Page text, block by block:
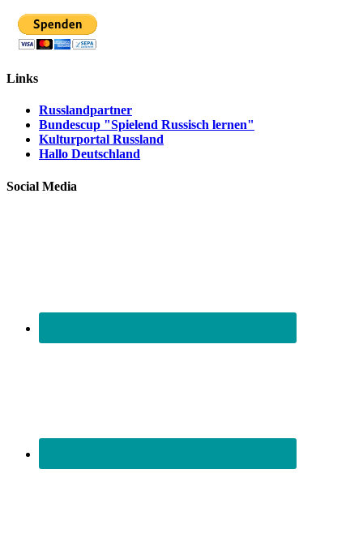
Links
Russlandpartner
Bundescup "Spielend Russisch lernen"
Kulturportal Russland
Hallo Deutschland
Social Media